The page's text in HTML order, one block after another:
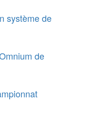
système de
de